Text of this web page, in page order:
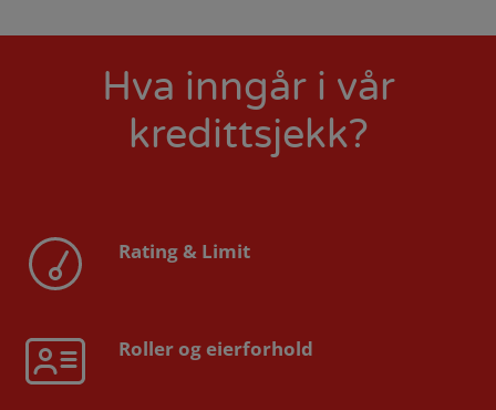
Hva inngår i vår
kredittsjekk?
Rating & Limit
Roller og eierforhold